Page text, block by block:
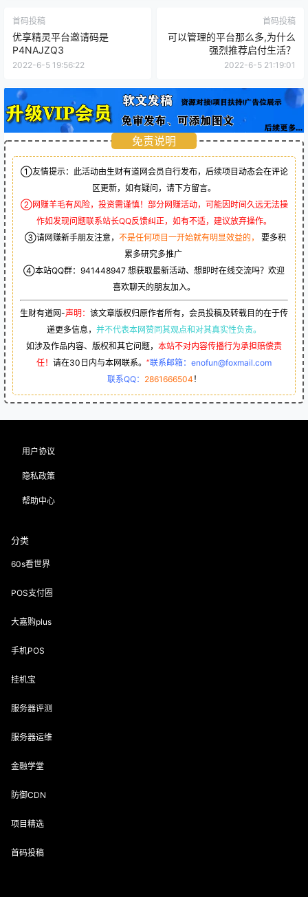
首码投稿
优享精灵平台邀请码是
P4NAJZQ3
2022-6-5 19:56:22
首码投稿
可以管理的平台那么多,为什么
强烈推荐启付生活？
2022-6-5 21:19:01
免责说明
①友情提示：此活动由生财有道网会员自行发布，后续项目动态会在评论
区更新，如有疑问，请下方留言。
②网赚羊毛有风险，投资需谨慎！部分网赚活动，可能因时间久远无法操
作如发现问题联系站长QQ反馈纠正，如有不适，建议放弃操作。
③请网赚新手朋友注意， 不是任何项目一开始就有明显效益的，
要多积
累多研究多推广
④本站QQ群： 941448947 想获取最新活动、想即时在线交流吗？欢迎
喜欢聊天的朋友加入。
生财有道网-声明： 该文章版权归原作者所有，会员投稿及转载目的在于传
递更多信息， 并不代表本网赞同其观点和对其真实性负责。
如涉及作品内容、版权和其它问题， 本站不对内容传播行为承担赔偿责
任！ 请在30日内与本网联系。 “联系邮箱：enofun@foxmail.com
联系QQ： 2861666504 ！
用户协议
隐私政策
帮助中心
分类
60s看世界
POS支付圈
大嘉购plus
手机POS
挂机宝
服务器评测
服务器运维
金融学堂
防御CDN
项目精选
首码投稿